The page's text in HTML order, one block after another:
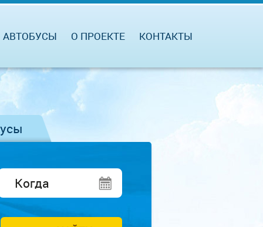
АВТОБУСЫ О ПРОЕКТЕ КОНТАКТЫ